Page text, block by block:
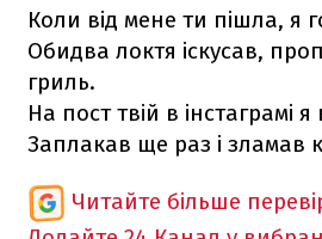
Коли від мене ти пішла, я
Обидва локтя іскусав,
гриль.
На пост твій в інстаграмі
Заплакав ще раз і зламав
Читайте більше